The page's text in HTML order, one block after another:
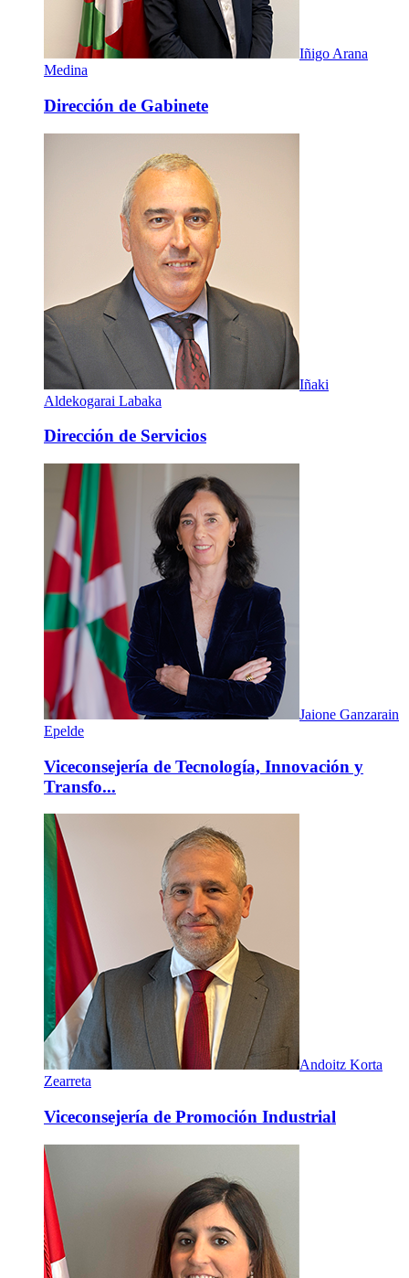
Iñigo Arana
Medina
Dirección de Gabinete
Iñaki
Aldekogarai Labaka
Dirección de Servicios
Jaione Ganzarain
Epelde
Viceconsejería de Tecnología, Innovación y
Transfo...
Andoitz Korta
Zearreta
Viceconsejería de Promoción Industrial